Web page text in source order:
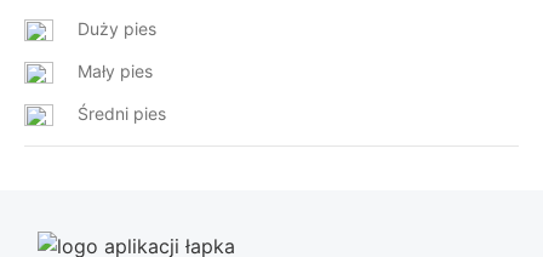
Duży pies
Mały pies
Średni pies